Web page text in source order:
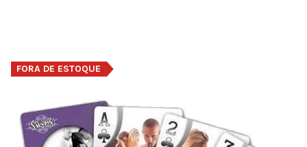
FORA DE ESTOQUE